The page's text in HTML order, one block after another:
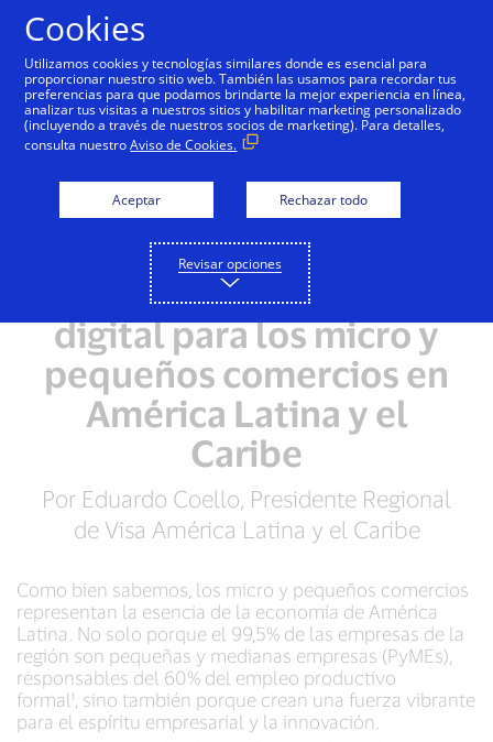
El poder del dinero
digital para los micro y
pequeños comercios en
América Latina y el
Caribe
Por Eduardo Coello, Presidente Regional
de Visa América Latina y el Caribe
Como bien sabemos, los micro y pequeños comercios
representan la esencia de la economía de América
Latina. No solo porque el 99,5% de las empresas de la
región son pequeñas y medianas empresas (PyMEs),
responsables del 60% del empleo productivo
formal¹, sino también porque crean una fuerza vibrante
para el espíritu empresarial y la innovación.
Cookies
Utilizamos cookies y tecnologías similares donde es esencial para
proporcionar nuestro sitio web. También las usamos para recordar tus
preferencias para que podamos brindarte la mejor experiencia en línea,
analizar tus visitas a nuestros sitios y habilitar marketing personalizado
(incluyendo a través de nuestros socios de marketing). Para detalles,
consulta nuestroAviso de Cookies.
Aceptar Rechazar todo
Revisar opciones